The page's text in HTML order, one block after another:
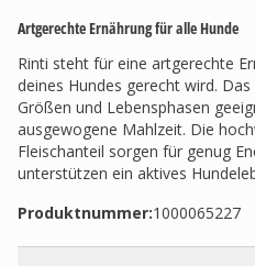
Artgerechte Ernährung für alle Hunde
Rinti steht für eine artgerechte
deines Hundes gerecht wird.
Größen und Lebensphasen
ausgewogene Mahlzeit. Die
Fleischanteil sorgen für genug
unterstützen ein aktives
Produktnummer:1000065227